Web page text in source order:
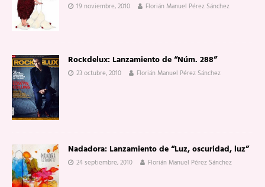
19 noviembre, 2010 Florián Manuel Pérez Sánchez
Rockdelux: Lanzamiento de “Núm. 288”
23 octubre, 2010 Florián Manuel Pérez Sánchez
Nadadora: Lanzamiento de “Luz, oscuridad, luz”
24 septiembre, 2010 Florián Manuel Pérez Sánchez